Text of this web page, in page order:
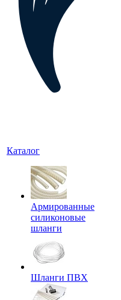
Каталог
Армированные
силиконовые
шланги
Шланги ПВХ